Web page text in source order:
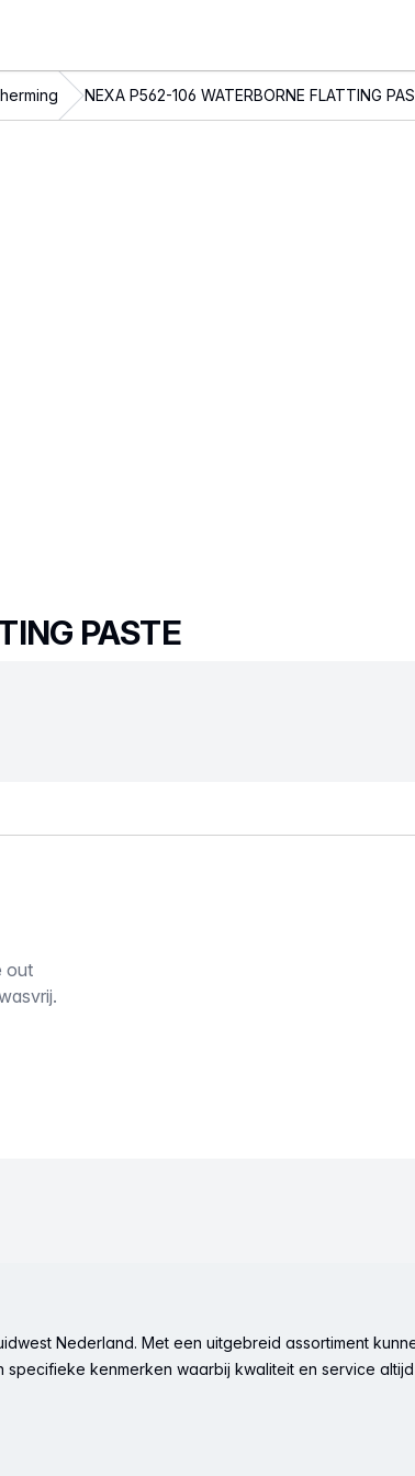
NEXA P562-106 WATERBORNE FLATTING
PASTE
out
Nederland. Met een uitgebreid assortiment
kenmerken waarbij kwaliteit en service